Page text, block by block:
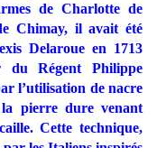
de Charlotte de
Chimay, il avait été
Delaroue en 1713
Régent Philippe
l’utilisation de nacre
pierre dure venant
Cette technique,